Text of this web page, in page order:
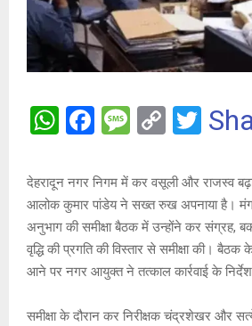
W
at
s
A
p
F
ce
b
o
o
k
M
s
a
g
e
C
py
Li
n
k
T
tt
er
देहरादून नगर निगम में कर वसूली और राजस्व
आलोक कुमार पांडेय ने सख्त रुख अपनाया है।
अनुभाग की समीक्षा बैठक में उन्होंने कर संग्रह,
वृद्धि की प्रगति की विस्तार से समीक्षा की। बैठक
आने पर नगर आयुक्त ने तत्काल कार्रवाई के निर्देश
समीक्षा के दौरान कर निरीक्षक चंद्रशेखर और